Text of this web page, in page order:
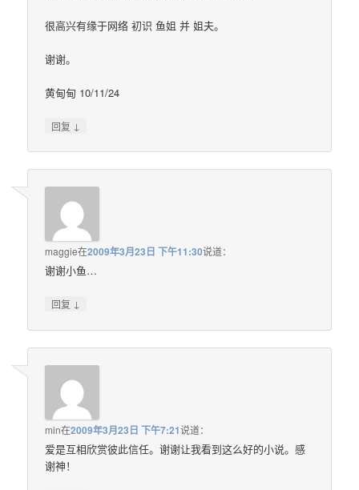
很高兴有缘于网络 初识 鱼姐 并 姐夫。
谢谢。
黄甸甸 10/11/24
回复 ↓
maggie在2009年3月23日 下午11:30说道：
谢谢小鱼…
回复 ↓
min在2009年3月23日 下午7:21说道：
爱是互相欣赏彼此信任。谢谢让我看到这么好的小说。感
谢神！